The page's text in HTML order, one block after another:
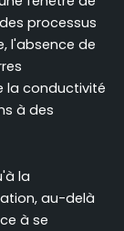
processus
l'absence de
la conductivité
à des
la
au-delà
à se